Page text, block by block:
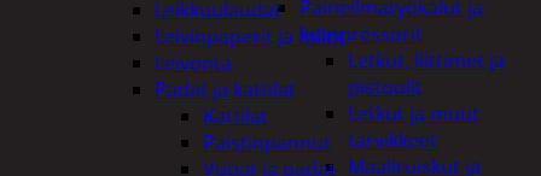
Paineilmatyökalut ja
kompressorit
Letkut, liittimet ja
pistoolit
Letkut ja muut
tarvikkeet
Maaliruiskut ja
Leikkuulaudat
Leivinpaperit ja foliot
Leivonta
Padat ja kattilat
Kattilat
Paistinpannut
Vuoat ja padat